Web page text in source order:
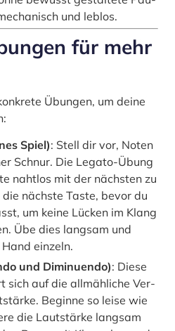
und leb­los.
für mehr
Übun­gen, um dei­ne
Spiel): Stell dir vor, Noten
Schnur. Die Lega­to-Übung
naht­los mit der nächs­ten zu
nächs­te Tas­te, bevor du
um kei­ne Lücken im Klang
Übe dies lang­sam und
ein­zeln.
und Dimi­nu­en­do): Die­se
sich auf die all­mäh­li­che Ver­
Begin­ne so lei­se wie
die Laut­stär­ke lang­sam